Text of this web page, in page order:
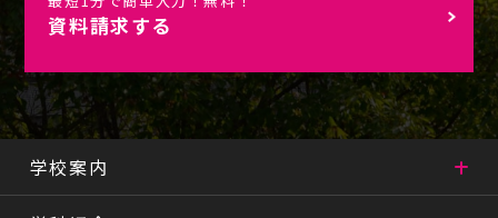
資料請求する
学校案内